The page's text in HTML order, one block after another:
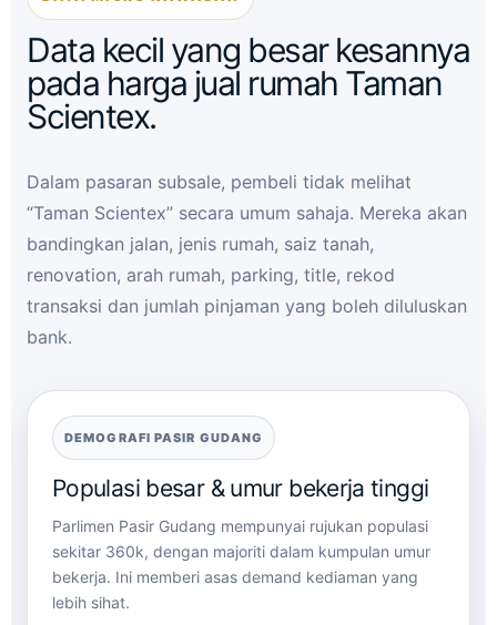
Data kecil yang besar kesannya
pada harga jual rumah Taman
Scientex.
Dalam pasaran subsale, pembeli tidak melihat
“Taman Scientex” secara umum sahaja. Mereka akan
bandingkan jalan, jenis rumah, saiz tanah,
renovation, arah rumah, parking, title, rekod
transaksi dan jumlah pinjaman yang boleh diluluskan
bank.
DEMOGRAFI PASIR GUDANG
Populasi besar & umur bekerja tinggi
Parlimen Pasir Gudang mempunyai rujukan populasi
sekitar 360k, dengan majoriti dalam kumpulan umur
bekerja. Ini memberi asas demand kediaman yang
lebih sihat.